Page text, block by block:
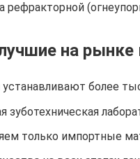
рефракторной
на рынке
более
зуботехническая
только импортные